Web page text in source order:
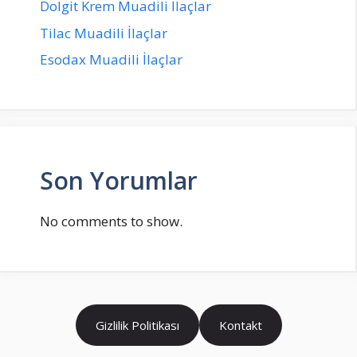
Dolgit Krem Muadili İlaçlar
Tilac Muadili İlaçlar
Esodax Muadili İlaçlar
Son Yorumlar
No comments to show.
Gizlilik Politikası Kontakt